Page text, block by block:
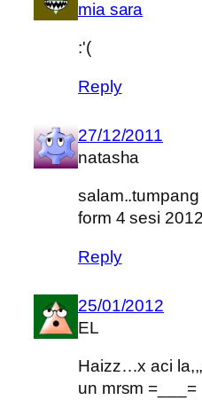
mia sara
:'(
Reply
27/12/2011
natasha
form 4 sesi
Reply
25/01/2012
EL
Haizz…x aci
un mrsm =___=